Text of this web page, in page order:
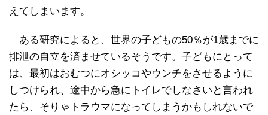
えてしまいます。
ある研究によると、世界の子どもの50％が1歳までに
排泄の自立を済ませているそうです。子どもにとって
は、最初はおむつにオシッコやウンチをさせるように
しつけられ、途中から急にトイレでしなさいと言われ
たら、そりゃトラウマになってしまうかもしれないで